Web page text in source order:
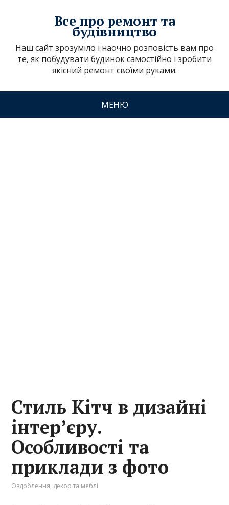
Все про ремонт та
будівництво
Наш сайт зрозуміло і наочно розповість вам про
те, як побудувати будинок самостійно і зробити
якісний ремонт своїми руками.
МЕНЮ
Стиль Кітч в дизайні
інтер’єру.
Особливості та
приклади з фото
Оздоблення, декор та меблі